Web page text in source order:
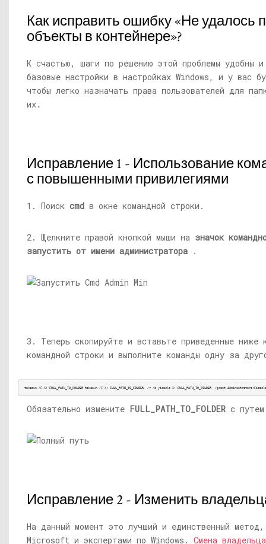
Как исправить ошибку «Не удалось
объекты в контейнере»?
К счастью, шаги по решению этой проблемы удобны
базовые настройки в настройках Windows, и у вас
чтобы легко назначать права пользователей для
их.
Исправление 1 - Использование
с повышенными привилегиями
1. Поиск cmd в окне командной строки.
2. Щелкните правой кнопкой мыши на значок
запустить от имени администратора .
3. Теперь скопируйте и вставьте приведенные ниже
командной строки и выполните команды одну за
takeown /F X: FULL_PATH_TO_FOLDER takeown /F X: FULL_PATH_TO_FOLDER
  /r /d yicacls X:
FULL_PATH_TO_FOLDER
/grant
Обязательно измените FULL_PATH_TO_FOLDER с
Исправление 2 - Изменить
На данный момент это лучший и единственный метод,
Microsoft и экспертами по Windows. Смена